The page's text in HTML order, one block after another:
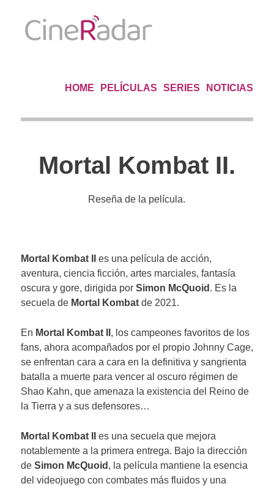
HOME PELÍCULAS SERIES NOTICIAS
Mortal Kombat II.
Reseña de la película.
Mortal Kombat II
es una película de acción,
aventura, ciencia ficción, artes marciales, fantasía
oscura y gore, dirigida por Simon McQuoid . Es la
secuela de Mortal Kombatde 2021.
En Mortal Kombat II , los campeones favoritos de los
fans, ahora acompañados por el propio Johnny Cage,
se enfrentan cara a cara en la definitiva y sangrienta
batalla a muerte para vencer al oscuro régimen de
Shao Kahn, que amenaza la existencia del Reino de
la Tierra y a sus defensores…
Mortal Kombat II
es una secuela que mejora
notablemente a la primera entrega. Bajo la dirección
de Simon McQuoid , la película mantiene la esencia
del videojuego con combates más fluidos y una